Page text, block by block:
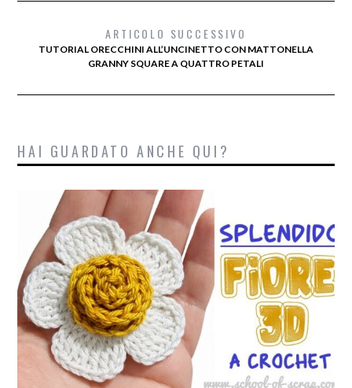
ARTICOLO SUCCESSIVO
TUTORIAL ORECCHINI ALL’UNCINETTO CON MATTONELLA
GRANNY SQUARE A QUATTRO PETALI
HAI GUARDATO ANCHE QUI?